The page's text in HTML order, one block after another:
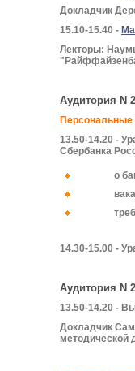
Докладчик
15.10-15.40 -
Лекторы:
Аудитория N
Персональные
13.50-14.20 -
Сбербанка
о
14.30-15.00 -
Аудитория N
13.50-14.20 -
Докладчик
методической